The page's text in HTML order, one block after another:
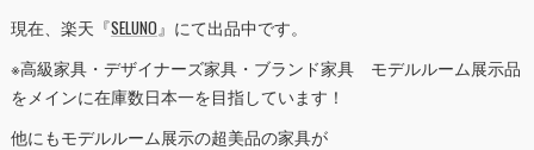
現在、楽天『SELUNO』にて出品中です。
※高級家具・デザイナーズ家具・ブランド家具 モデルルーム展示品
をメインに在庫数日本一を目指しています！
他にもモデルルーム展示の超美品の家具が